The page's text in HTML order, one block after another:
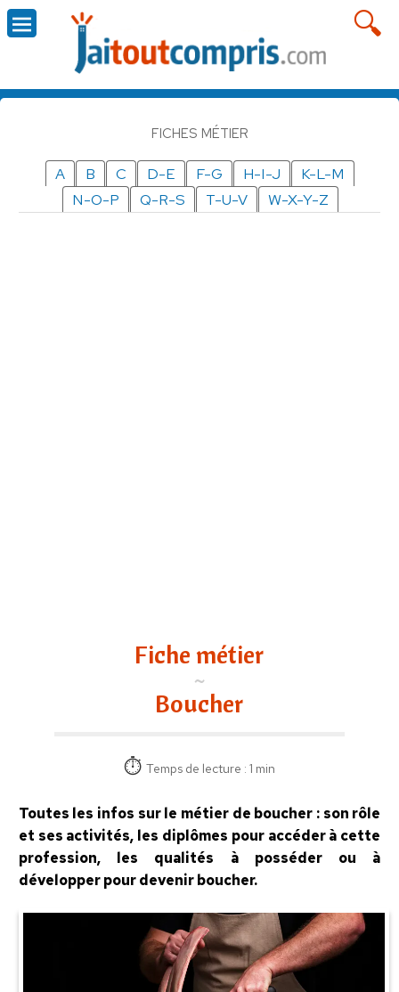
FICHES MÉTIER
A B C D-E F-G H-I-J
K-L-M
N-O-P
Q-R-S T-U-V W-X-Y-Z
Fiche métier
Boucher
Temps de lecture : 1 min
Toutes les infos sur le métier de boucher : son rôle
et ses activités, les diplômes pour accéder à cette
profession, les qualités à posséder ou à
développer pour devenir boucher.